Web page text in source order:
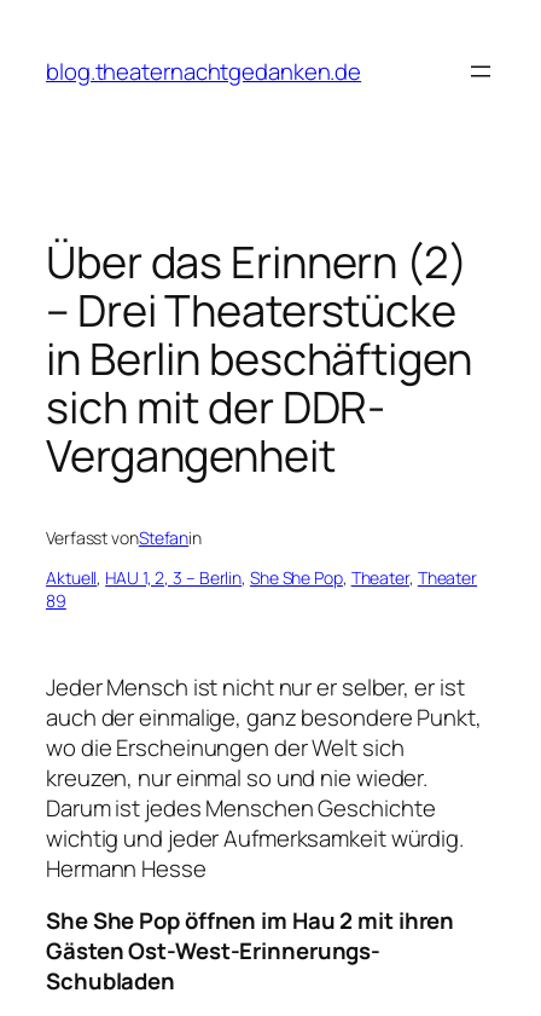
springen
blog.theaternachtgedanken.de
Über das Erinnern (2)
– Drei Theaterstücke
in Berlin beschäftigen
sich mit der DDR-
Vergangenheit
Verfasst vonStefanin
Aktuell, HAU 1, 2, 3 – Berlin, She She Pop, Theater, Theater
89
Jeder Mensch ist nicht nur er selber, er ist
auch der einmalige, ganz besondere Punkt,
wo die Erscheinungen der Welt sich
kreuzen, nur einmal so und nie wieder.
Darum ist jedes Menschen Geschichte
wichtig und jeder Aufmerksamkeit würdig.
Hermann Hesse
She She Pop öffnen im Hau 2 mit ihren
Gästen Ost-West-Erinnerungs-
Schubladen